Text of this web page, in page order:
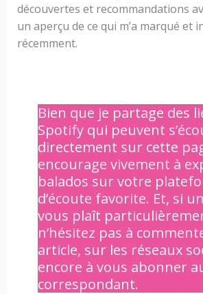
découvertes et recommandations
un aperçu de ce qui m’a marqué et
récemment.
Bien que je partage des
Spotify qui peuvent
directement sur cette
encourage vivement à
balados sur votre
d’écoute favorite. Et, si
vous plaît
n’hésitez pas à
article, sur les réseaux
encore à vous abonner
correspondant.